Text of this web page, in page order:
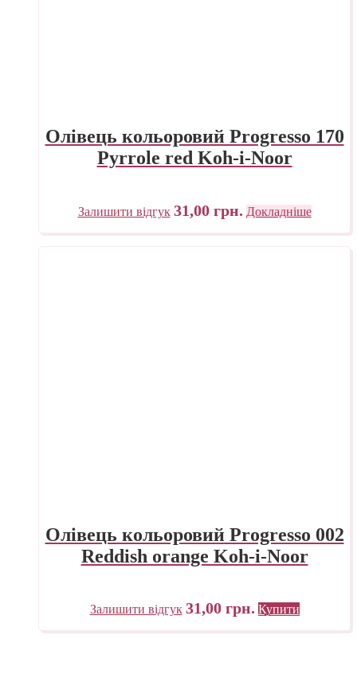
Олівець кольоровий Progresso 170
Pyrrole red Koh-i-Noor
Залишити відгук 31,00 грн. Докладніше
Олівець кольоровий Progresso 002
Reddish orange Koh-i-Noor
Залишити відгук 31,00 грн. Купити